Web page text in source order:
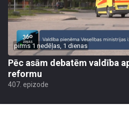
pirms 1 nedēļas, 1 dienas
Pēc asām debatēm valdība
reformu
407. epizode